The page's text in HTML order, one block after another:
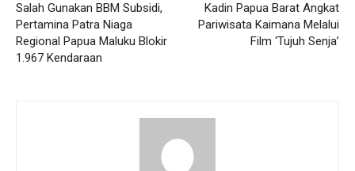
Salah Gunakan BBM Subsidi,
Pertamina Patra Niaga
Regional Papua Maluku Blokir
1.967 Kendaraan
Kadin Papua Barat Angkat
Pariwisata Kaimana Melalui
Film ‘Tujuh Senja’